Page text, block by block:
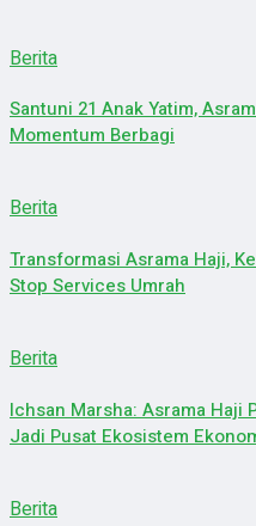
Berita
Santuni 21 Anak Yatim,
Momentum Berbagi
Berita
Transformasi Asrama Haji,
Stop Services Umrah
Berita
Ichsan Marsha: Asrama Haji
Jadi Pusat Ekosistem
Berita